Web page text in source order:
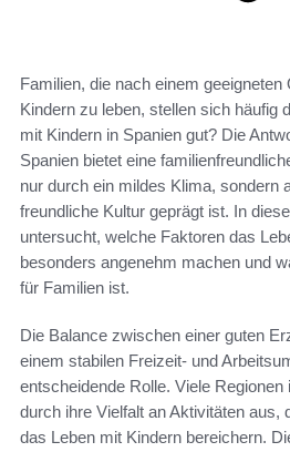
Familien, die nach einem
Kindern zu leben, stellen sich häufig
mit Kindern in Spanien gut? Die
Spanien bietet eine
nur durch ein mildes Klima, sondern
freundliche Kultur geprägt ist. In
untersucht, welche Faktoren das
besonders angenehm machen und
für Familien ist.
Die Balance zwischen einer guten
einem stabilen Freizeit- und
entscheidende Rolle. Viele
durch ihre Vielfalt an Aktivitäten aus,
das Leben mit Kindern bereichern.